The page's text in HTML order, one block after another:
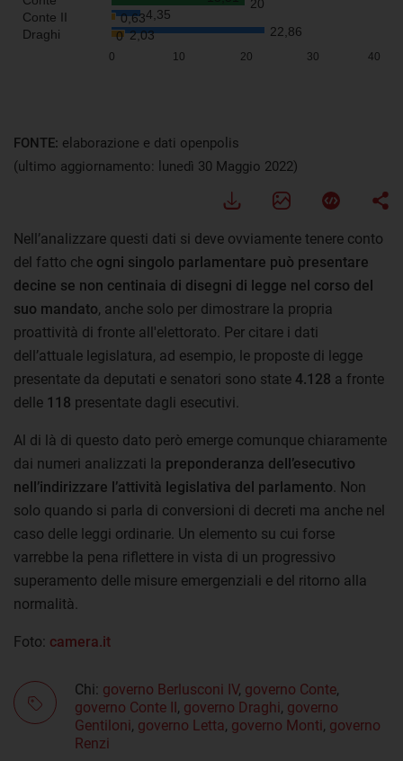
FONTE: elaborazione e dati openpolis
(ultimo aggiornamento: lunedì 30 Maggio 2022)
Nell’analizzare questi dati si deve ovviamente tenere conto
del fatto che ogni singolo parlamentare può presentare
decine se non centinaia di disegni di legge nel corso del
suo mandato, anche solo per dimostrare la propria
proattività di fronte all'elettorato. Per citare i dati
dell’attuale legislatura, ad esempio, le proposte di legge
presentate da deputati e senatori sono state 4.128 a fronte
delle 118 presentate dagli esecutivi.
Al di là di questo dato però emerge comunque chiaramente
dai numeri analizzati la preponderanza dell’esecutivo
nell’indirizzare l’attività legislativa del parlamento . Non
solo quando si parla di conversioni di decreti ma anche nel
caso delle leggi ordinarie. Un elemento su cui forse
varrebbe la pena riflettere in vista di un progressivo
superamento delle misure emergenziali e del ritorno alla
normalità.
Foto: camera.it
Chi: governo Berlusconi IV, governo Conte,
governo Conte II, governo Draghi, governo
Gentiloni, governo Letta, governo Monti, governo
Renzi